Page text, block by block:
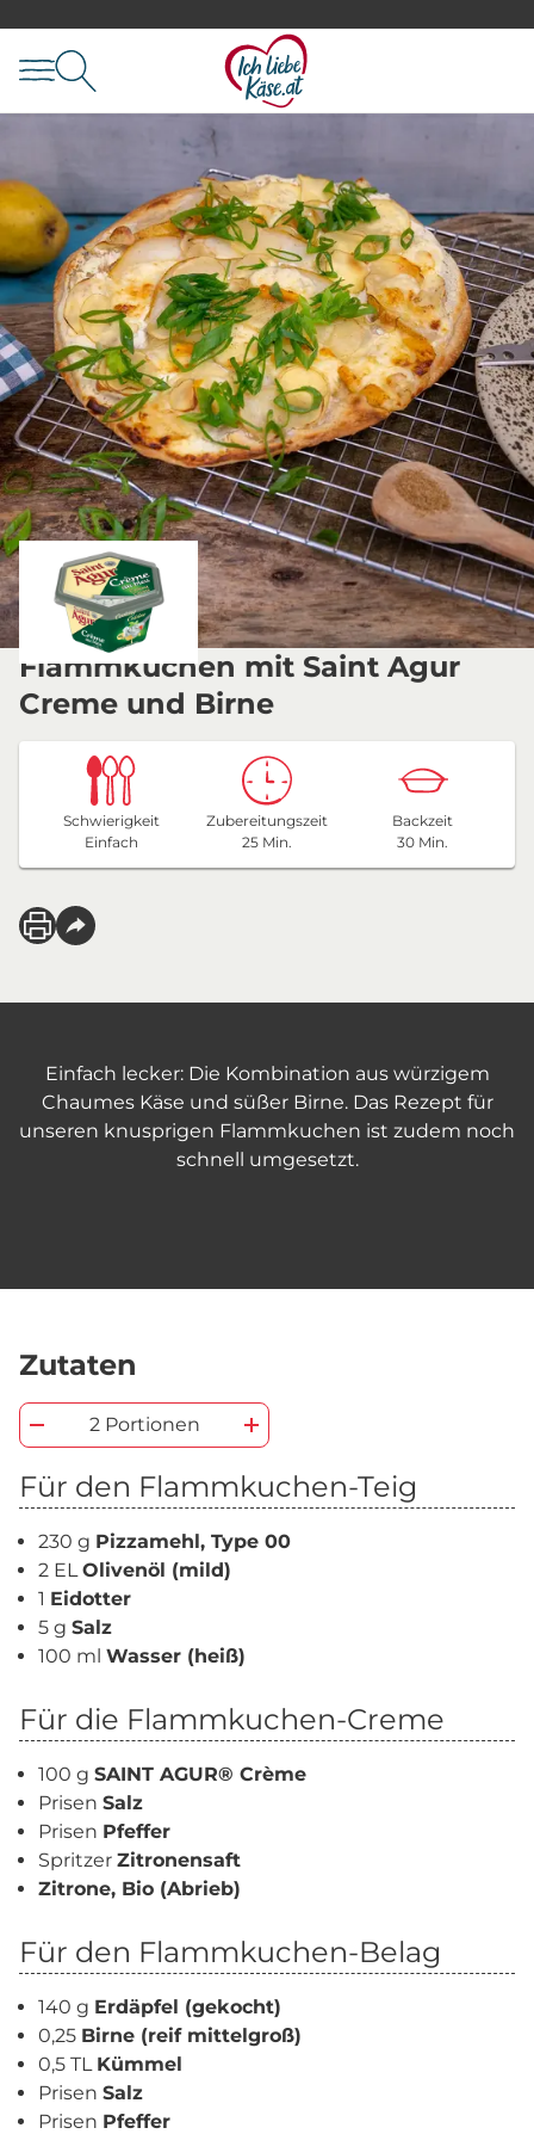
Flammkuchen mit Saint Agur
Creme und Birne
Schwierigkeit
Einfach
Zubereitungszeit
25 Min.
Backzeit
30 Min.
Einfach lecker: Die Kombination aus würzigem
Chaumes Käse und süßer Birne. Das Rezept für
unseren knusprigen Flammkuchen ist zudem noch
schnell umgesetzt.
Zutaten
2 Portionen
Für den Flammkuchen-Teig
230 g Pizzamehl, Type 00
2 ELOlivenöl (mild)
1 Eidotter
5 g Salz
100 ml Wasser (heiß)
Für die Flammkuchen-Creme
100 g SAINT AGUR® Crème
Prisen Salz
Prisen Pfeffer
Spritzer Zitronensaft
Zitrone, Bio (Abrieb)
Für den Flammkuchen-Belag
140 g Erdäpfel (gekocht)
0,25 Birne (reif mittelgroß)
0,5 TL Kümmel
Prisen Salz
Prisen Pfeffer